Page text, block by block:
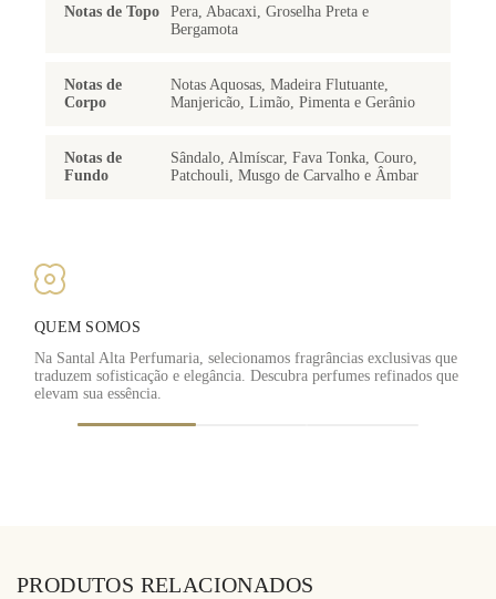
Notas de Topo
Pera, Abacaxi, Groselha Preta e
Bergamota
Notas de
Corpo
Notas Aquosas, Madeira Flutuante,
Manjericão, Limão, Pimenta e Gerânio
Notas de
Fundo
Sândalo, Almíscar, Fava Tonka, Couro,
Patchouli, Musgo de Carvalho e Âmbar
QUEM SOMOS
Na Santal Alta Perfumaria, selecionamos fragrâncias exclusivas que
traduzem sofisticação e elegância. Descubra perfumes refinados que
elevam sua essência.
PRODUTOS RELACIONADOS